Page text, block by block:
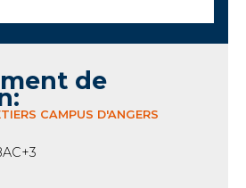
de
CAMPUS D'ANGERS